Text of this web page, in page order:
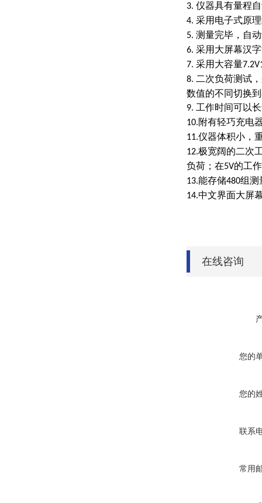
3. 仪器具有量程
4. 采用电子式原
5. 测量完毕，自
6. 采用大屏幕汉
7. 采用大容量
8. 二次负荷测试
数值的不同切换
9. 工作时间可以
10.附有轻巧充电
11.仪器体积小，
12.极宽阔的二次
负荷；在5V的工
13.能存储480组测
14.中文界面大屏
在线咨询
您的
您的
联系
常用